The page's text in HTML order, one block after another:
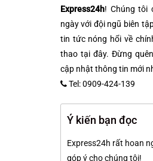
Express24h! Chúng tôi
ngày với đội ngũ biên
tin tức nóng hổi về
thao tại đây. Đừng
cập nhật thông tin mới
Tel: 0909-424-139
Ý kiến bạn đọc
Express24h rất hoan
góp ý cho chúng tôi!